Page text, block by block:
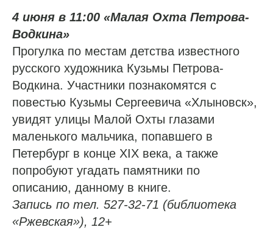
4 июня в 11:00 «Малая Охта Петрова-
Водкина»
Прогулка по местам детства известного
русского художника Кузьмы Петрова-
Водкина. Участники познакомятся с
повестью Кузьмы Сергеевича «Хлыновск»,
увидят улицы Малой Охты глазами
маленького мальчика, попавшего в
Петербург в конце XIX века, а также
попробуют угадать памятники по
описанию, данному в книге.
Запись по тел. 527-32-71 (библиотека
«Ржевская»), 12+